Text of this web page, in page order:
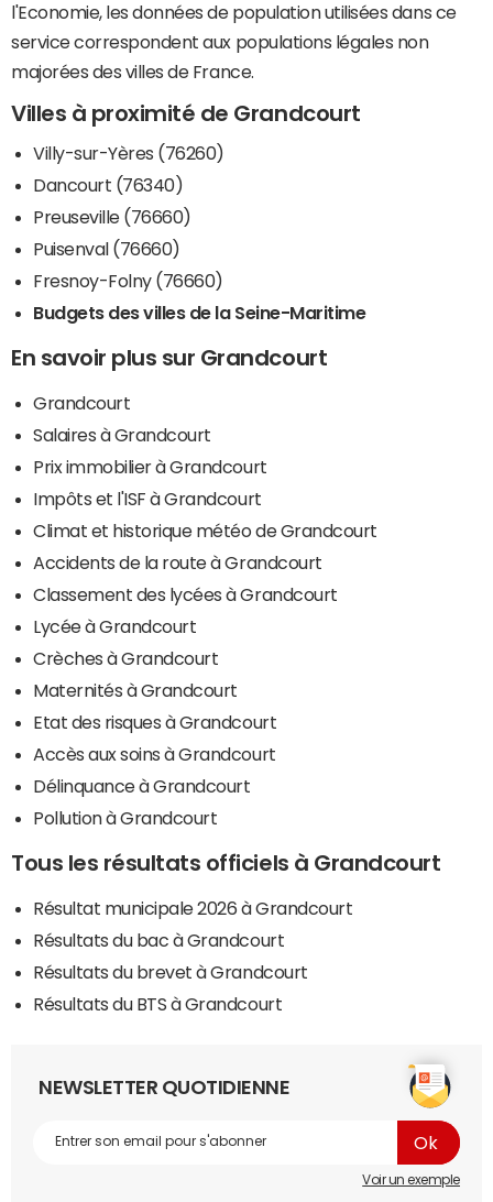
l'Economie, les données de population utilisées dans ce
service correspondent aux populations légales non
majorées des villes de France.
Villes à proximité de Grandcourt
Villy-sur-Yères (76260)
Dancourt (76340)
Preuseville (76660)
Puisenval (76660)
Fresnoy-Folny (76660)
Budgets des villes de la Seine-Maritime
En savoir plus sur Grandcourt
Grandcourt
Salaires à Grandcourt
Prix immobilier à Grandcourt
Impôts et l'ISF à Grandcourt
Climat et historique météo de Grandcourt
Accidents de la route à Grandcourt
Classement des lycées à Grandcourt
Lycée à Grandcourt
Crèches à Grandcourt
Maternités à Grandcourt
Etat des risques à Grandcourt
Accès aux soins à Grandcourt
Délinquance à Grandcourt
Pollution à Grandcourt
Tous les résultats officiels à Grandcourt
Résultat municipale 2026 à Grandcourt
Résultats du bac à Grandcourt
Résultats du brevet à Grandcourt
Résultats du BTS à Grandcourt
NEWSLETTER QUOTIDIENNE
Voir un exemple